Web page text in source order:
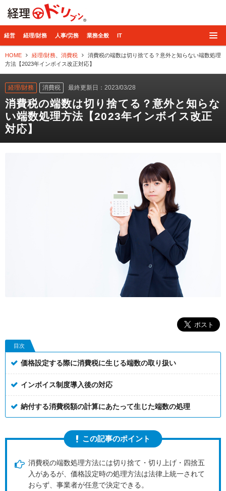
経営 経理/財務 人事/労務 業務全般 IT
HOME 経理/財務 消費税
消費税の端数は切り捨てる？意外と知らない端数処理
方法【2023年インボイス改正対応】
経理/財務 消費税 最終更新日：2023/03/28
消費税の端数は切り捨てる？意外と知らな
い端数処理方法【2023年インボイス改正
対応】
目次
価格設定する際に消費税に生じる端数の取り扱い
インボイス制度導入後の対応
納付する消費税額の計算にあたって生じた端数の処理
この記事のポイント
消費税の端数処理方法には切り捨て・切り上げ・四捨五
入があるが、価格設定時の処理方法は法律上統一されて
おらず、事業者が任意で決定できる。